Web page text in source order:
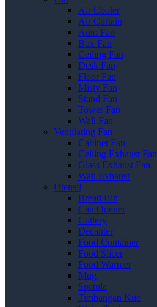
Air Cooler
Air Curtain
Auto Fan
Box Fan
Ceiling Fan
Desk Fan
Floor Fan
Misty Fan
Stand Fan
Tower Fan
Wall Fan
Ventilating Fan
Cabinet Fan
Ceiling Exhaust Fan
Glass Exhaust Fan
Wall Exhaust
Utensil
Bread Bin
Can Opener
Cutlery
Decanter
Food Container
Food Slicer
Food Warmer
Mug
Spatula
Timbangan Kue